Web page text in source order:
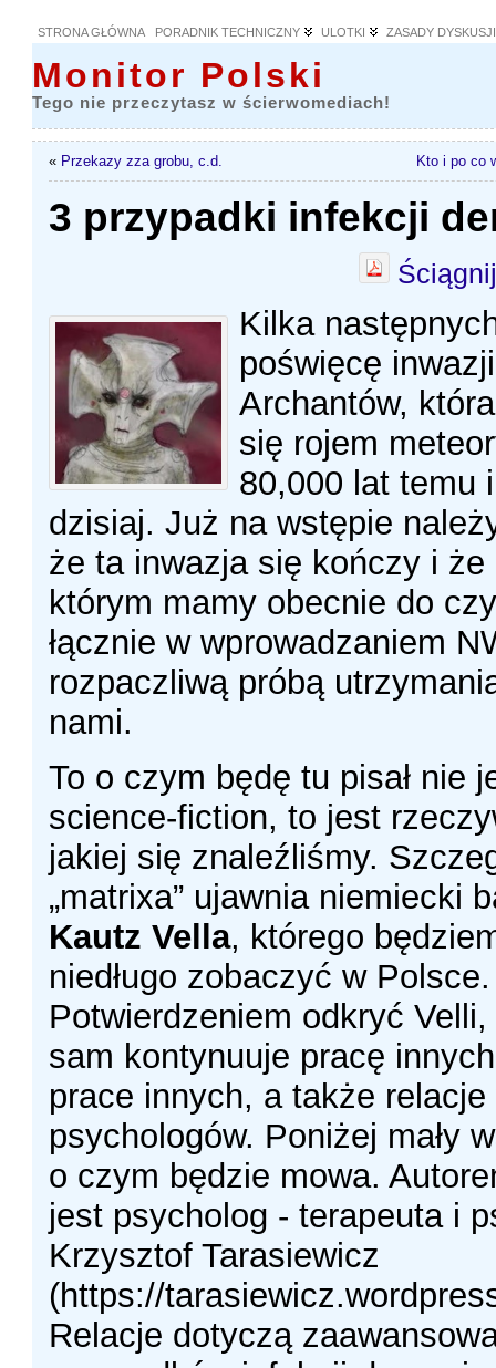
STRONA GŁÓWNA PORADNIK TECHNICZNY ULOTKI ZASADY DYSKUSJI
Monitor Polski
Tego nie przeczytasz w ścierwomediach!
« Przekazy zza grobu, c.d. Kto i po co
3 przypadki infekcji
Kilka
poświęcę
Archantów,
się rojem
80,000 lat temu
dzisiaj. Już na wstępie
że ta inwazja się kończy i że
którym mamy obecnie do
łącznie w wprowadzaniem
rozpaczliwą próbą
nami.
To o czym będę tu pisał nie
science-fiction, to jest
jakiej się znaleźliśmy.
„matrixa” ujawnia niemiecki
Kautz Vella, którego
niedługo zobaczyć w Polsce.
Potwierdzeniem odkryć
sam kontynuuje pracę
prace innych, a także
psychologów. Poniżej mały
o czym będzie mowa.
jest psycholog - terapeuta i
Krzysztof Tarasiewicz
(https://
Relacje dotyczą